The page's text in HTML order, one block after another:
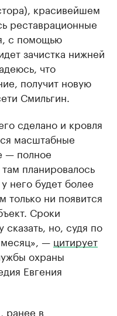
красивейшем
реставрационные
с помощью
зачистка нижней
что
получит новую
Смильгин.
сделано и кровля
масштабные
— полное
планировалось
него будет более
только ни появится
Сроки
но, судя по
— цитирует
охраны
Евгения
ранее в